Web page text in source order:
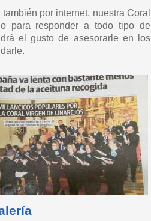
por internet, nuestra Coral
para responder a todo tipo de
el gusto de asesorarle en los